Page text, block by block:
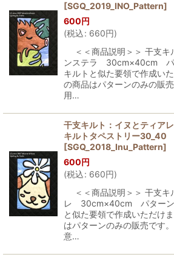
[SGQ_2019_INO_Pattern]
600円
(税込: 660円)
＜＜商品説明＞＞ 干支キ
ンステラ 30cm×40cm パ
キルトと似た要領で作成い
の商品はパターンのみの販
用…
干支キルト：イヌとティア
キルトタペストリー
[SGQ_2018_Inu_Pattern]
600円
(税込: 660円)
＜＜商品説明＞＞ 干支キ
レ 30cm×40cm パターン
と似た要領で作成いただけ
はパターンのみの販売です
意…